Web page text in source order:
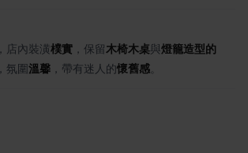
，店內裝潢樸實 ，保留木椅木桌與燈籠造型的
，氛圍溫馨 ，帶有迷人的懷舊感